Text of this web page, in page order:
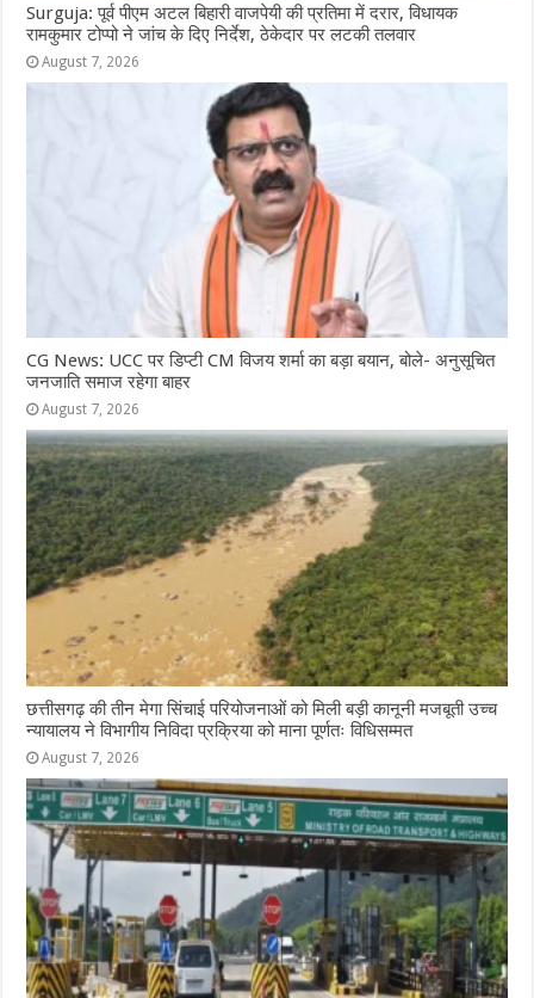
Surguja: पूर्व पीएम अटल बिहारी वाजपेयी की प्रतिमा में दरार, विधायक
रामकुमार टोप्पो ने जांच के दिए निर्देश, ठेकेदार पर लटकी तलवार
August 7, 2026
CG News: UCC पर डिप्टी CM विजय शर्मा का बड़ा बयान, बोले- अनुसूचित
जनजाति समाज रहेगा बाहर
August 7, 2026
छत्तीसगढ़ की तीन मेगा सिंचाई परियोजनाओं को मिली बड़ी कानूनी मजबूती उच्च
न्यायालय ने विभागीय निविदा प्रक्रिया को माना पूर्णतः विधिसम्मत
August 7, 2026